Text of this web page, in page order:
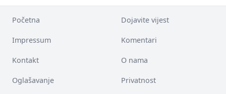
Početna Dojavite vijest
Impressum Komentari
Kontakt O nama
Oglašavanje Privatnost